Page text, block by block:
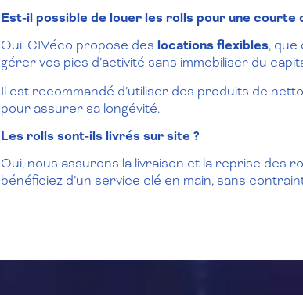
Est-il possible de louer les rolls pour une courte
Oui. CIVéco propose des locations flexibles, que
gérer vos pics d’activité sans immobiliser du
Il est recommandé d’utiliser des produits de
pour assurer sa longévité.
Les rolls sont-ils livrés sur site ?
Oui, nous assurons la livraison et la reprise des
bénéficiez d’un service clé en main, sans